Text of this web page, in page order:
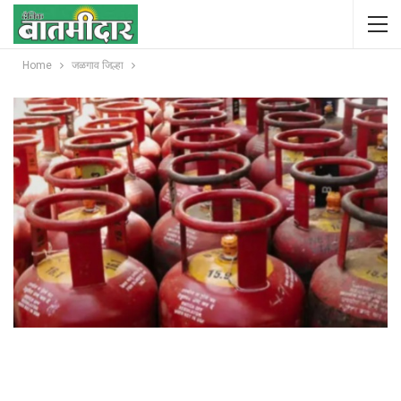
Home जळगाव जिल्हा